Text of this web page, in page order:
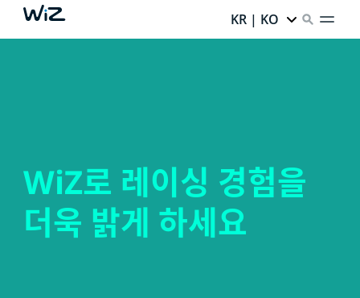
KR | KO
WiZ로 레이싱 경험을
더욱 밝게 하세요